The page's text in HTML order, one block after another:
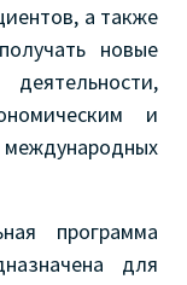
а также
новые
и
программа
для